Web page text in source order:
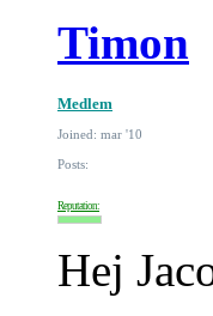
Timon
Medlem
Joined: mar '10
Posts:
Reputation:
Hej